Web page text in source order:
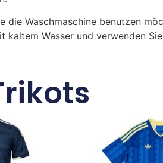
die Waschmaschine benutzen
kaltem Wasser und verwenden